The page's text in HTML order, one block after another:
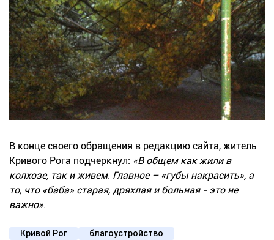
В конце своего обращения в редакцию сайта, житель
Кривого Рога подчеркнул: «В общем как жили в
колхозе, так и живем. Главное – «губы накрасить», а
то, что «баба» старая, дряхлая и больная - это не
важно».
Кривой Рог
благоустройство